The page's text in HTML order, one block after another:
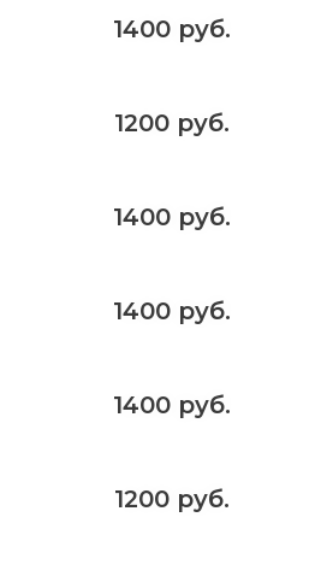
1400 руб.
1200 руб.
1400 руб.
1400 руб.
1400 руб.
1200 руб.